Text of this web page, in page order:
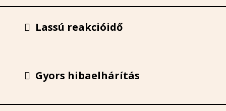
Lassú reakcióidő
Gyors hibaelhárítás